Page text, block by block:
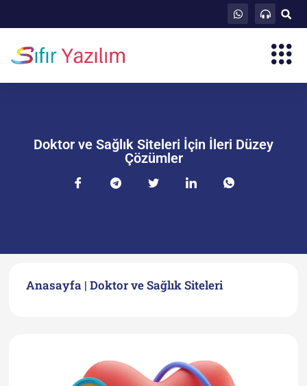
Doktor ve Sağlık Siteleri İçin İleri Düzey
Çözümler
Anasayfa |Doktor ve Sağlık Siteleri